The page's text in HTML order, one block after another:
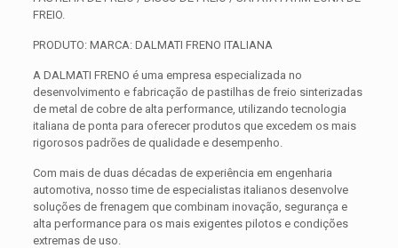
FREIO.
PRODUTO: MARCA: DALMATI FRENO ITALIANA
A DALMATI FRENO é uma empresa especializada no
desenvolvimento e fabricação de pastilhas de freio sinterizadas
de metal de cobre de alta performance, utilizando tecnologia
italiana de ponta para oferecer produtos que excedem os mais
rigorosos padrões de qualidade e desempenho.
Com mais de duas décadas de experiência em engenharia
automotiva, nosso time de especialistas italianos desenvolve
soluções de frenagem que combinam inovação, segurança e
alta performance para os mais exigentes pilotos e condições
extremas de uso.